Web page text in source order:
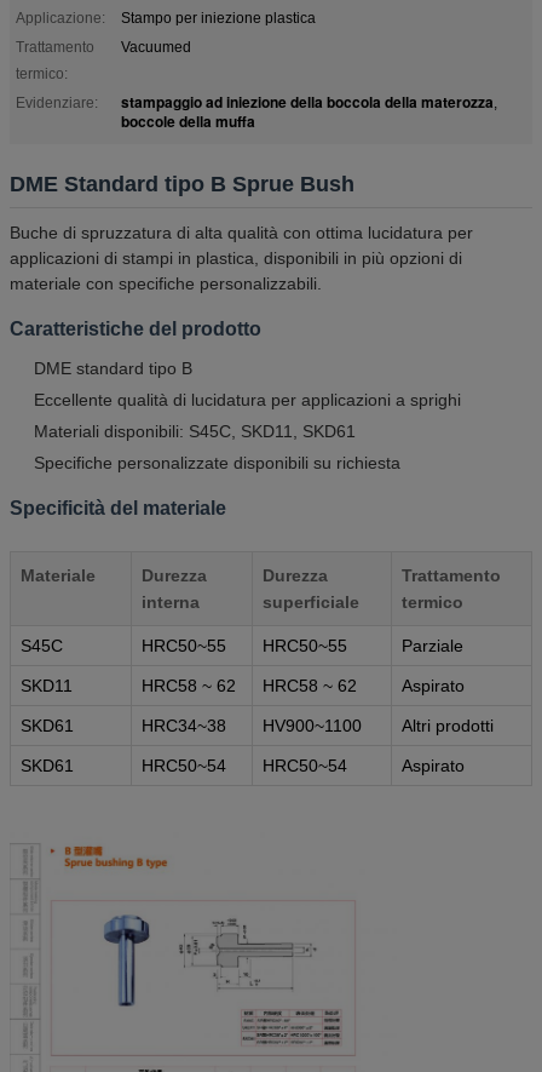
Applicazione:
Stampo per iniezione plastica
Trattamento
termico:
Vacuumed
Evidenziare: stampaggio ad iniezione della boccola della materozza,
boccole della muffa
DME Standard tipo B Sprue Bush
Buche di spruzzatura di alta qualità con ottima lucidatura per
applicazioni di stampi in plastica, disponibili in più opzioni di
materiale con specifiche personalizzabili.
Caratteristiche del prodotto
DME standard tipo B
Eccellente qualità di lucidatura per applicazioni a sprighi
Materiali disponibili: S45C, SKD11, SKD61
Specifiche personalizzate disponibili su richiesta
Specificità del materiale
Materiale
Durezza
interna
Durezza
superficiale
Trattamento
termico
S45C HRC50~55 HRC50~55 Parziale
SKD11 HRC58 ~ 62 HRC58 ~ 62 Aspirato
SKD61 HRC34~38 HV900~1100 Altri prodotti
SKD61 HRC50~54 HRC50~54 Aspirato